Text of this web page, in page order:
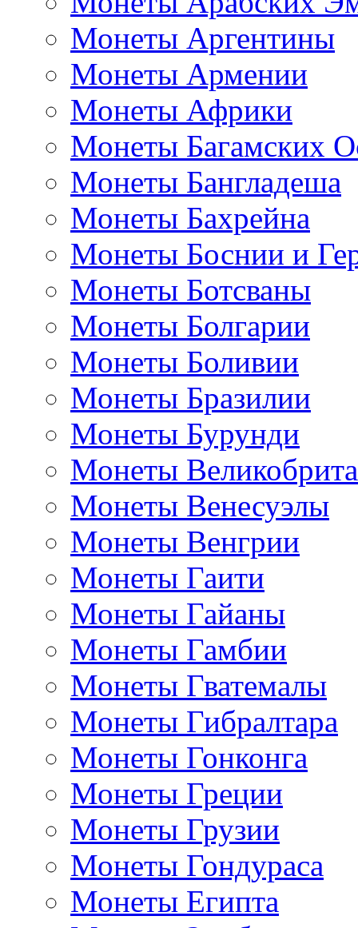
Монеты Аргентины
Монеты Армении
Монеты Африки
Монеты Багамских
Монеты Бангладеша
Монеты Бахрейна
Монеты Боснии и
Монеты Ботсваны
Монеты Болгарии
Монеты Боливии
Монеты Бразилии
Монеты Бурунди
Монеты
Монеты Венесуэлы
Монеты Венгрии
Монеты Гаити
Монеты Гайаны
Монеты Гамбии
Монеты Гватемалы
Монеты Гибралтара
Монеты Гонконга
Монеты Греции
Монеты Грузии
Монеты Гондураса
Монеты Египта